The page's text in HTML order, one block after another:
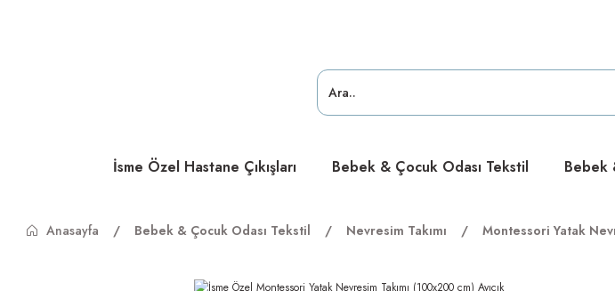
İsme Özel Hastane Çıkışları Bebek & Çocuk Odası Tekstil Bebek
Anasayfa Bebek & Çocuk Odası Tekstil Nevresim Takımı Montessori Yatak